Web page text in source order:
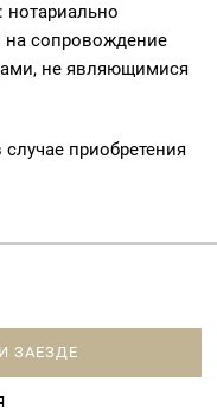
нотариально
на сопровождение
не являющимися
приобретения
ЗАЕЗДЕ